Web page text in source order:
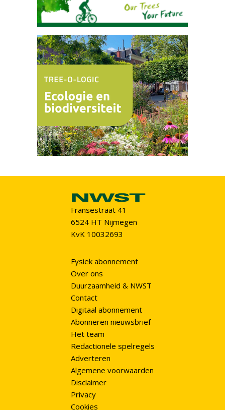
Fransestraat 41
6524 HT Nijmegen
KvK 10032693
Fysiek abonnement
Over ons
Duurzaamheid & NWST
Contact
Digitaal abonnement
Abonneren nieuwsbrief
Het team
Redactionele spelregels
Adverteren
Algemene voorwaarden
Disclaimer
Privacy
Cookies